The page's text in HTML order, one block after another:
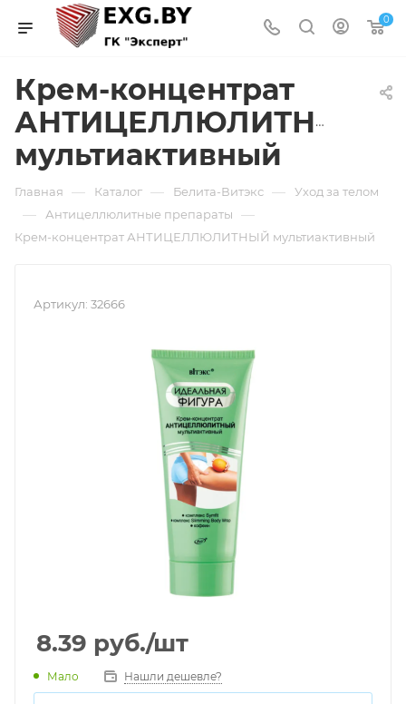
0
Крем-концентрат
АНТИЦЕЛЛЮЛИТНЫЙ
мультиактивный
Главная — Каталог — Белита-Витэкс — Уход за телом
— Антицеллюлитные препараты —
Крем-концентрат АНТИЦЕЛЛЮЛИТНЫЙ мультиактивный
Артикул: 32666
8.39 руб./шт
Мало Нашли дешевле?